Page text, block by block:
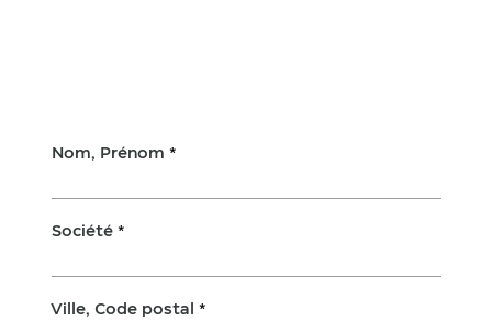
Nom, Prénom
Société
Ville, Code postal